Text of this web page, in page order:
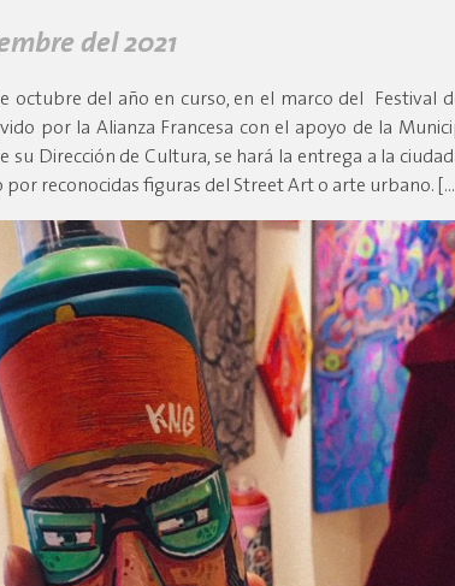
del 2021
octubre del año en curso, en el marco del Festival
por la Alianza Francesa con el apoyo de la
su Dirección de Cultura, se hará la entrega a la
por reconocidas figuras del Street Art o arte urbano. […]